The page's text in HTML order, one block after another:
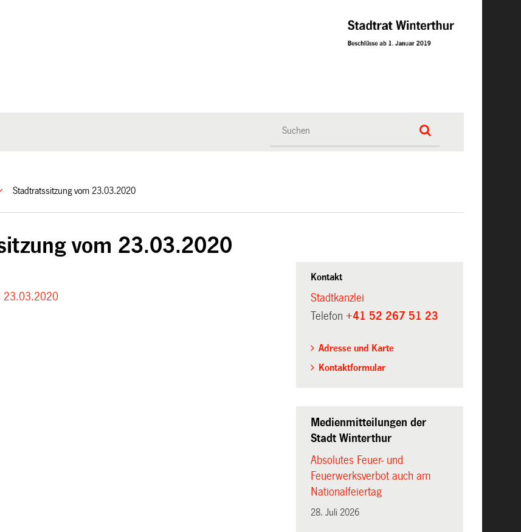
Stadtratssitzung vom 23.03.2020
vom 23.03.2020
23.03.2020
Kontakt
Stadtkanzlei
Telefon +41 52 267 51 23
Adresse und Karte
Kontaktformular
Medienmitteilungen der
Stadt Winterthur
Absolutes Feuer- und
Feuerwerksverbot auch am
Nationalfeiertag
28. Juli 2026